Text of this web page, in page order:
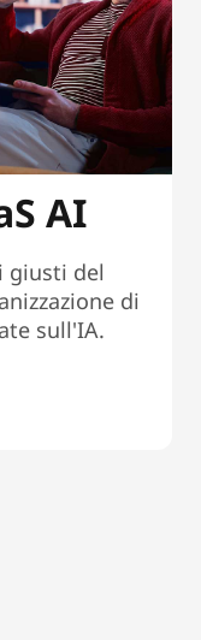
AI
giusti del
di
sull'IA.